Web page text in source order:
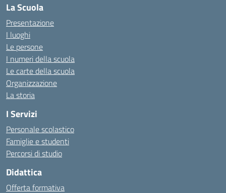
La Scuola
Presentazione
I luoghi
Le persone
I numeri della scuola
Le carte della scuola
Organizzazione
La storia
I Servizi
Personale scolastico
Famiglie e studenti
Percorsi di studio
Didattica
Offerta formativa